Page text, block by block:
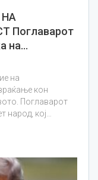
НА
Поглаварот
на…
на
кон
Поглаварот
народ, кој…